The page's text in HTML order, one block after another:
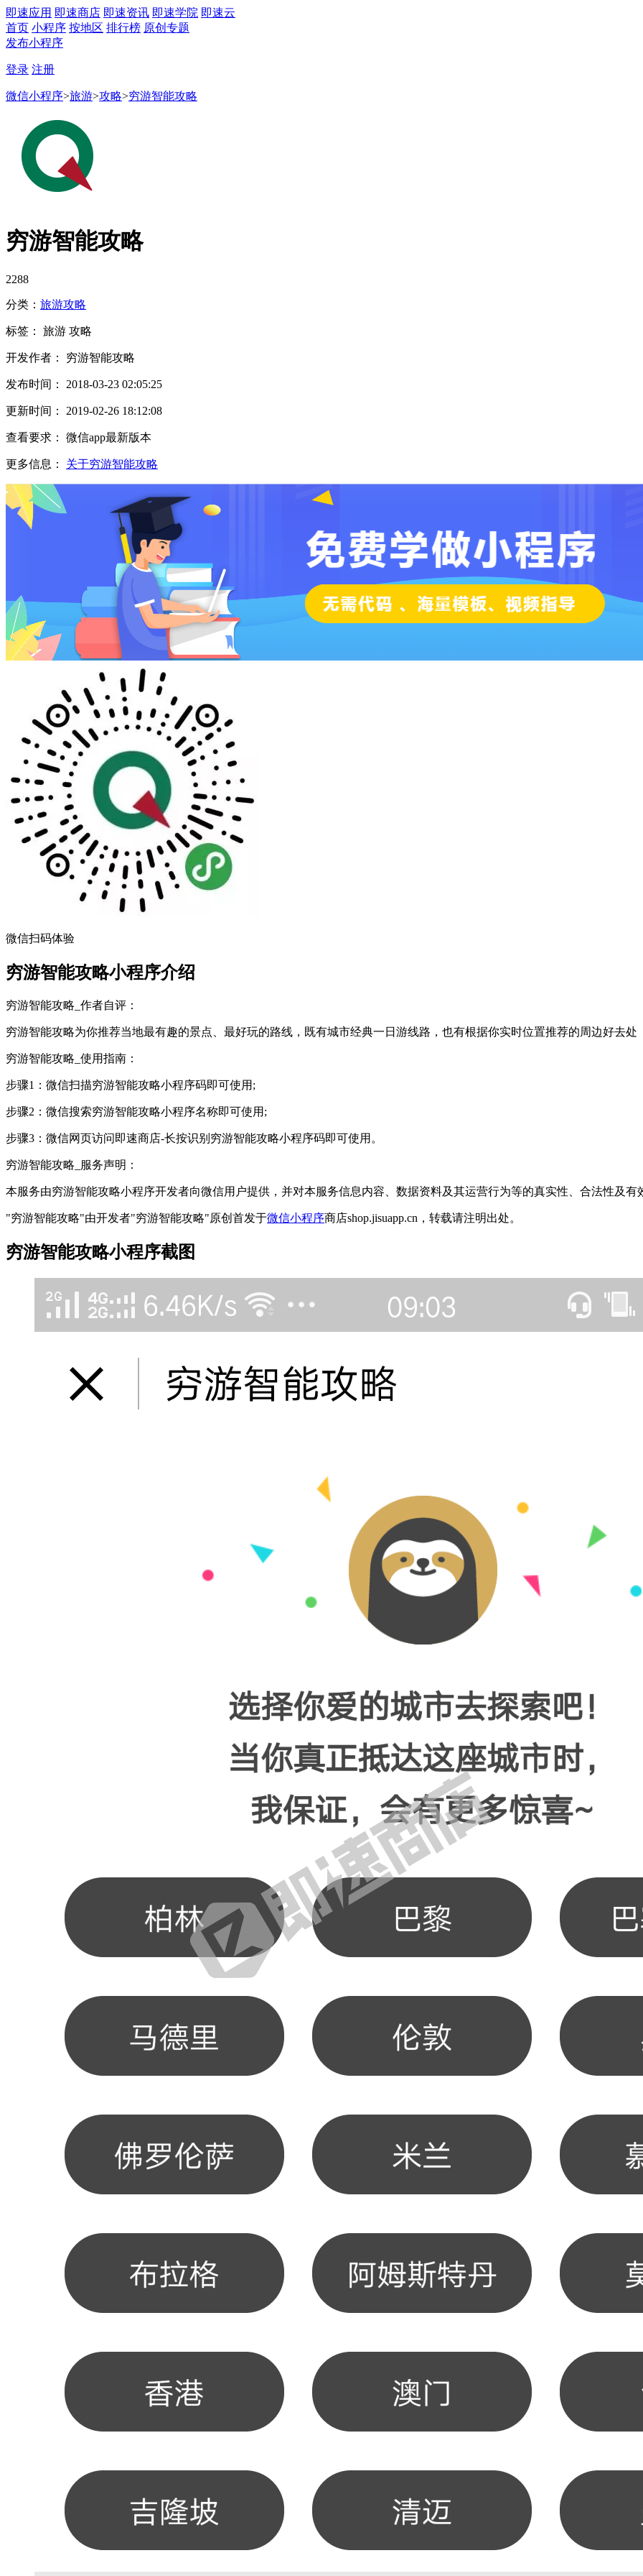
即速应用 即速商店 即速资讯 即速学院 即速云
首页 小程序 按地区 排行榜 原创专题
发布小程序
登录 注册
微信小程序>旅游>攻略>穷游智能攻略
穷游智能攻略
2288
分类： 旅游攻略
标签： 旅游 攻略
开发作者： 穷游智能攻略
发布时间： 2018-03-23 02:05:25
更新时间： 2019-02-26 18:12:08
查看要求： 微信app最新版本
更多信息： 关于穷游智能攻略
微信扫码体验
穷游智能攻略小程序介绍
穷游智能攻略_作者自评：
穷游智能攻略为你推荐当地最有趣的景点、最好玩的路线，既有城市经典一日游线路，也有根据你实时位置推荐的周边好去处
穷游智能攻略_使用指南：
步骤1：微信扫描穷游智能攻略小程序码即可使用;
步骤2：微信搜索穷游智能攻略小程序名称即可使用;
步骤3：微信网页访问即速商店-长按识别穷游智能攻略小程序码即可使用。
穷游智能攻略_服务声明：
本服务由穷游智能攻略小程序开发者向微信用户提供，并对本服务信息内容、数据资料及其运营行为等的真实性、合法性及有
"穷游智能攻略"由开发者"穷游智能攻略"原创首发于微信小程序商店shop.jisuapp.cn，转载请注明出处。
穷游智能攻略小程序截图